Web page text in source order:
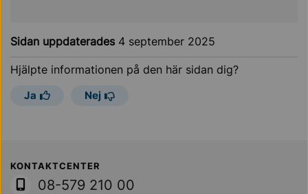
Sidan uppdaterades 4 september 2025
Hjälpte informationen på den här sidan dig?
Ja Nej
Sollentuna Kommun
KONTAKTCENTER
08-579 210 00